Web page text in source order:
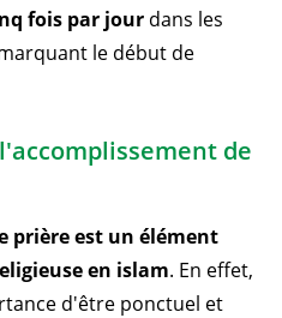
fois par jour dans les
le début de
de
prière est un élément
en islam. En effet,
d'être ponctuel et